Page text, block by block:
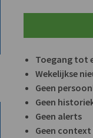
Toegang tot
Wekelijkse
Geen
Geen
Geen alerts
Geen